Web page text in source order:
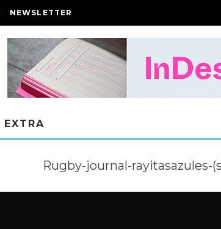
NEWSLETTER
EXTRA
Rugby-journal-rayitasazules-